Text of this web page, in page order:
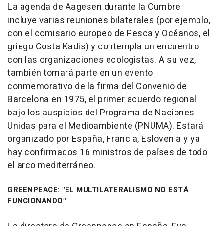
La agenda de Aagesen durante la Cumbre
incluye varias reuniones bilaterales (por ejemplo,
con el comisario europeo de Pesca y Océanos, el
griego Costa Kadis) y contempla un encuentro
con las organizaciones ecologistas. A su vez,
también tomará parte en un evento
conmemorativo de la firma del Convenio de
Barcelona en 1975, el primer acuerdo regional
bajo los auspicios del Programa de Naciones
Unidas para el Medioambiente (PNUMA). Estará
organizado por España, Francia, Eslovenia y ya
hay confirmados 16 ministros de países de todo
el arco mediterráneo.
GREENPEACE: "EL MULTILATERALISMO NO ESTÁ
FUNCIONANDO"